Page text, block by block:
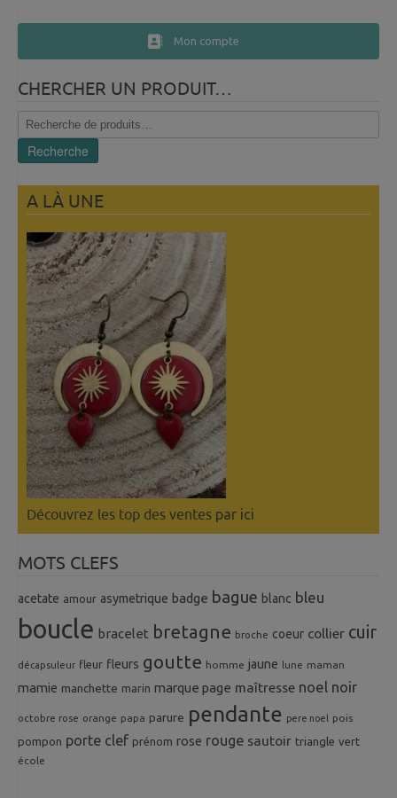
Mon compte
CHERCHER UN PRODUIT…
Recherche
pour :
Recherche
A LÀ UNE
Découvrez les top des ventes par ici
MOTS CLEFS
acetate amour asymetrique badge bague blanc bleu
boucle bracelet bretagne broche coeur collier cuir
décapsuleur fleur fleurs goutte homme jaune lune maman
mamie manchette marin marque page maîtresse noel noir
octobre rose orange papa parure pendante pere noel pois
pompon porte clef prénom rose rouge sautoir triangle vert
école